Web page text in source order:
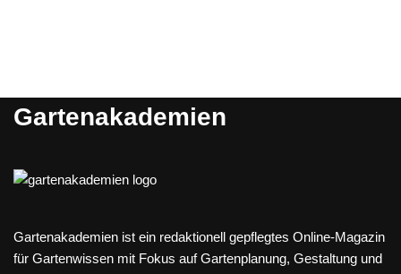
Gartenakademien
Gartenakademien ist ein redaktionell gepflegtes Online-Magazin
für Gartenwissen mit Fokus auf Gartenplanung, Gestaltung und